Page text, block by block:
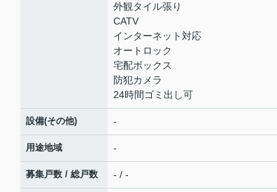
外観タイル張り
CATV
インターネット対応
オートロック
宅配ボックス
防犯カメラ
24時間ゴミ出し可
設備(その他) -
用途地域 -
募集戸数 / 総戸数 - / -